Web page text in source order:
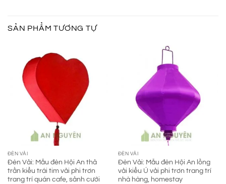
SẢN PHẨM TƯƠNG TỰ
ĐÈN VẢI
Đèn Vải: Mẫu đèn Hội An thả
trần kiểu trái tim vải phi trơn
trang trí quán cafe, sảnh cưới
ĐÈN VẢI
Đèn Vải: Mẫu đèn Hội An lồng
vải kiểu Ú vải phi trơn trang trí
nhà hàng, homestay